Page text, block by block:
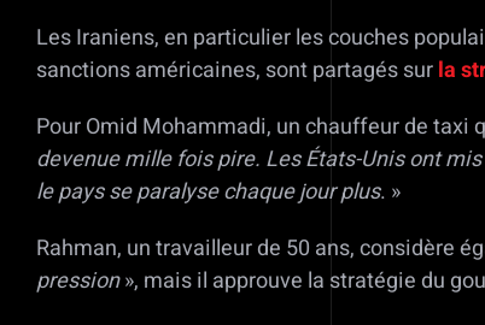
Les Iraniens, en particulier les couches
sanctions américaines, sont partagés surla
Pour Omid Mohammadi, un chauffeur de taxi
devenue mille fois pire. Les États-Unis ont
le pays se paralyse chaque jour plus. »
Rahman, un travailleur de 50 ans, considère
pression», mais il approuve la stratégie du